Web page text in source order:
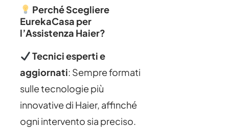
Perché Scegliere
EurekaCasa per
l’Assistenza Haier?
Tecnici esperti e
aggiornati: Sempre formati
sulle tecnologie più
innovative di Haier, affinché
ogni intervento sia preciso.